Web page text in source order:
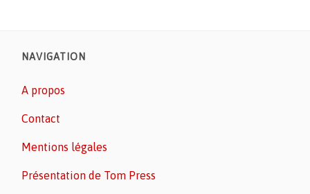
NAVIGATION
A propos
Contact
Mentions légales
Présentation de Tom Press